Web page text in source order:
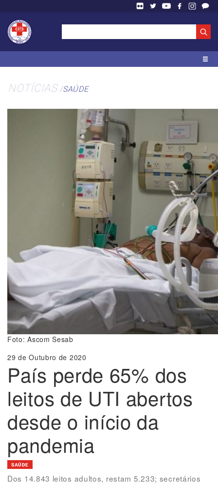
NOTÍCIAS SAÚDE
Foto: Ascom Sesab
29 de Outubro de 2020
País perde 65% dos
leitos de UTI abertos
desde o início da
pandemia
SAÚDE
Dos 14.843 leitos adultos, restam 5.233; secretários